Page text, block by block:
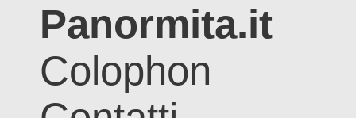
Panormita.it
Colophon